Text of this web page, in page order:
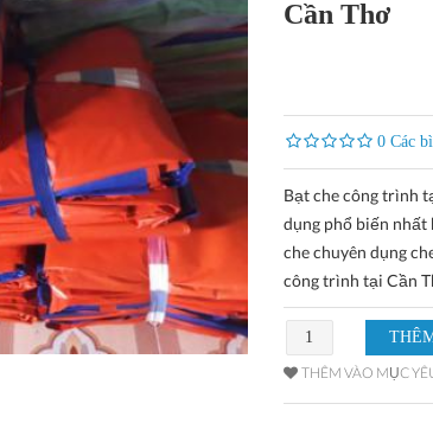
Cần Thơ
0 Các
Bạt che công trình
dụng phổ biến
che chuyên dụng
công trình tại Cần
THÊM VÀO MỤC